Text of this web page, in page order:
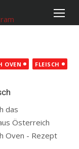
OVEN
FLEISCH
das
Österreich
Oven - Rezept